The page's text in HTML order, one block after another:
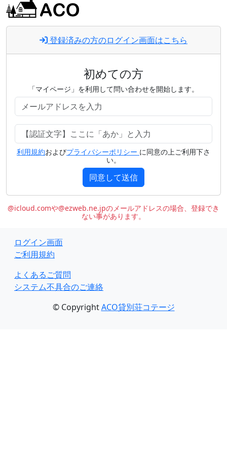
登録済みの方のログイン画面はこちら
初めての方
「マイページ」を利用して問い合わせを開始します。
利用規約およびプライバシーポリシー に同意の上ご利用下さ
い。
同意して送信
@icloud.comや@ezweb.ne.jpのメールアドレスの場合、登録でき
ない事があります。
ログイン画面
ご利用規約
よくあるご質問
システム不具合のご連絡
© CopyrightACO貸別荘コテージ